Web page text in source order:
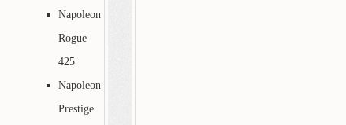
Napoleon
Rogue
425
Napoleon
Prestige